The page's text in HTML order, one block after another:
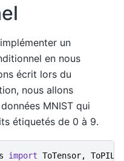
un
en nous
écrit lors du
nous allons
MNIST qui
étiquetés de 0 à 9.
import ToTensor,